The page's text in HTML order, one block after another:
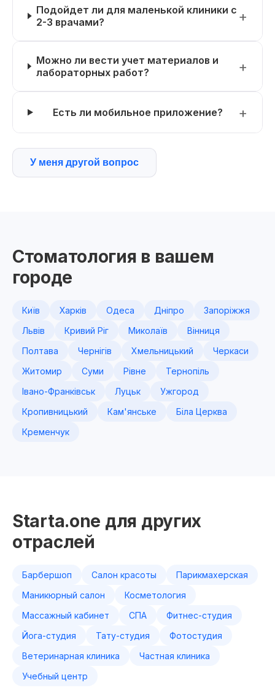
Подойдет ли для маленькой клиники с
2-3 врачами?
Можно ли вести учет материалов и
лабораторных работ?
Есть ли мобильное приложение?
У меня другой вопрос
Стоматология в вашем
городе
Київ Харків Одеса Дніпро
Запоріжжя
Львів
Кривий Ріг Миколаїв
Вінниця
Полтава
Чернігів Хмельницький
Черкаси
Житомир
Суми Рівне
Тернопіль
Івано-Франківськ
Луцьк
Ужгород
Кропивницький
Кам'янське
Біла Церква
Кременчук
Starta.one для других
отраслей
Барбершоп Салон красоты
Парикмахерская
Маникюрный салон
Косметология
Массажный кабинет
СПА
Фитнес-студия
Йога-студия
Тату-студия
Фотостудия
Ветеринарная клиника
Частная клиника
Учебный центр